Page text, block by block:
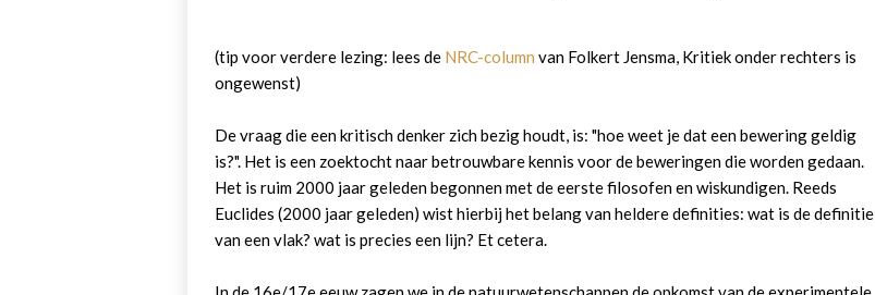
(tip voor verdere lezing: lees de NRC-column van Folkert Jensma, Kritiek onder rechters is
ongewenst)
De vraag die een kritisch denker zich bezig houdt, is: "hoe weet je dat een bewering geldig
is?". Het is een zoektocht naar betrouwbare kennis voor de beweringen die worden gedaan.
Het is ruim 2000 jaar geleden begonnen met de eerste filosofen en wiskundigen. Reeds
Euclides (2000 jaar geleden) wist hierbij het belang van heldere definities: wat is de definitie
van een vlak? wat is precies een lijn? Et cetera.